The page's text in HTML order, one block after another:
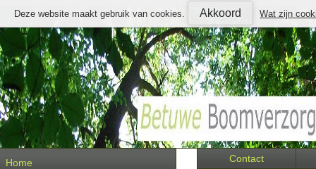
Contact
Home
Deze website maakt gebruik van cookies. Akkoord Wat zijn